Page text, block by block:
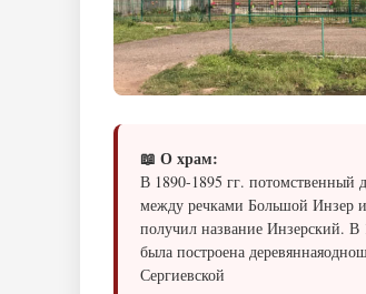
📖 О храм:
В 1890-1895 гг.
между речками Большой Инзер
получил название Инзерский. В
была построена
Сергиевской